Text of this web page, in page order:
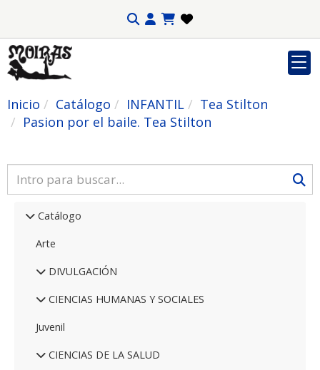
Inicio Catálogo INFANTIL
Tea Stilton
Pasion por el baile. Tea Stilton
Catálogo
Arte
DIVULGACIÓN
CIENCIAS HUMANAS Y SOCIALES
Juvenil
CIENCIAS DE LA SALUD